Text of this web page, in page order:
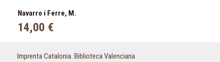
Navarro i Ferre, M.
14,00 €
Imprenta Catalonia. Biblioteca Valenciana